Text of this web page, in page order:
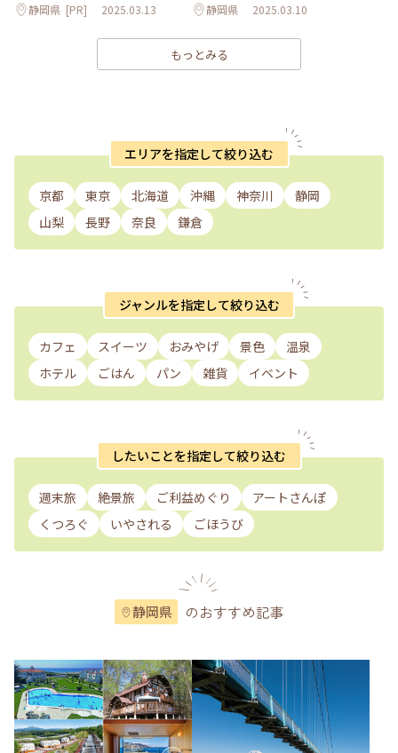
静岡県 [PR] 2025.03.13 静岡県 2025.03.10
もっとみる
エリアを指定して絞り込む
京都 東京 北海道 沖縄 神奈川
静岡
山梨
長野 奈良 鎌倉
ジャンルを指定して絞り込む
カフェ スイーツ おみやげ 景色
温泉
ホテル
ごはん パン 雑貨 イベント
したいことを指定して絞り込む
週末旅 絶景旅 ご利益めぐり
アートさんぽ
くつろぐ
いやされる ごほうび
静岡県 のおすすめ記事